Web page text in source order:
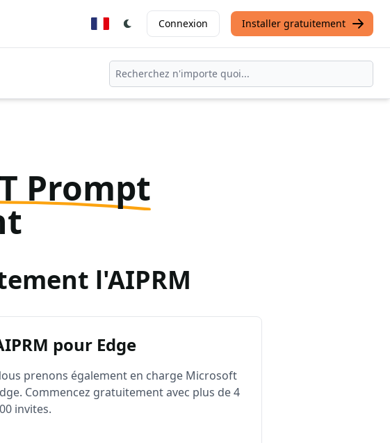
Connexion Installer gratuitement
Prompt
l'AIPRM
pour Edge
prenons également en charge Microsoft
Commencez gratuitement avec plus de 4
invites.